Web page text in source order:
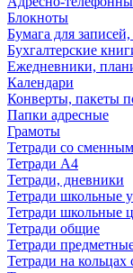
Блокноты
Бумага для
Бухгалтерские
Ежедневники,
Календари
Конверты, пакеты
Папки адресные
Грамоты
Тетради со
Тетради А4
Тетради, дневники
Тетради школьные
Тетради школьные
Тетради общие
Тетради
Тетради на